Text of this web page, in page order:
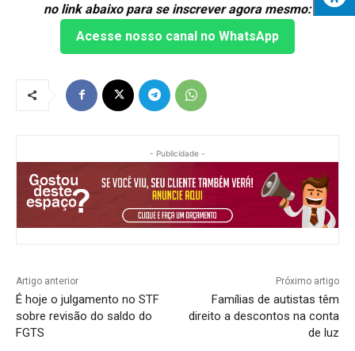
no link abaixo para se inscrever agora mesmo:
Acesse nosso canal no WhatsApp
- Publicidade -
Artigo anterior
É hoje o julgamento no STF
sobre revisão do saldo do
FGTS
Próximo artigo
Famílias de autistas têm
direito a descontos na conta
de luz